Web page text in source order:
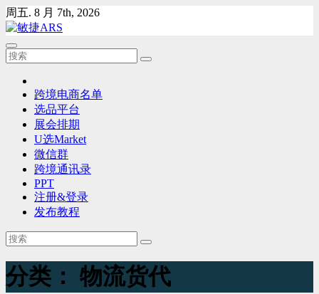
Skip
to
content
周五. 8 月 7th, 2026
跨境电商名单
选品平台
展会排期
U选Market
微信群
跨境通讯录
PPT
注册&登录
发布教程
分类： 物流货代